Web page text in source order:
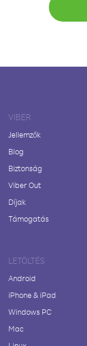
VIBER
Jellemzők
Blog
Biztonság
Viber Out
Díjak
Támogatás
LETÖLTÉS
Android
iPhone & iPad
Windows PC
Mac